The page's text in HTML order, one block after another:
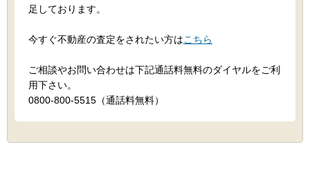
足しております。
今すぐ不動産の査定をされたい方はこちら
ご相談やお問い合わせは下記通話料無料のダイヤルをご利
用下さい。
0800-800-5515（通話料無料）